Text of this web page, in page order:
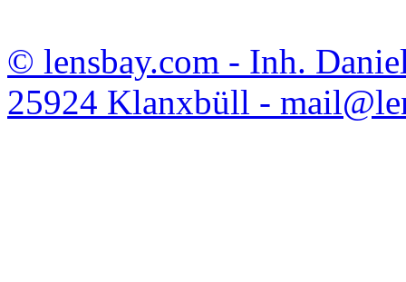
© lensbay.com - Inh.
25924 Klanxbüll -